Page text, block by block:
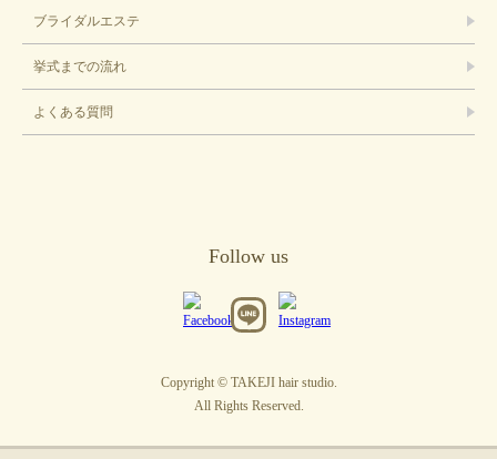
ブライダルエステ
挙式までの流れ
よくある質問
Follow us
Copyright © TAKEJI hair studio.
All Rights Reserved.